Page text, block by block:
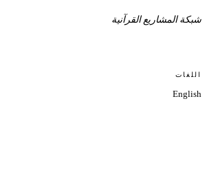
شبكة المشاريع القرآنية
اللغات
English